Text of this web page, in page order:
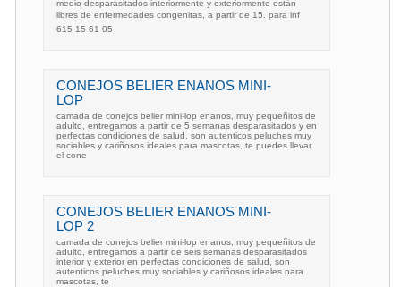
medio desparasitados interiormente y exteriormente están
libres de enfermedades congenitas, a partir de 15. para inf
615 15 61 05
CONEJOS BELIER ENANOS MINI-
LOP
camada de conejos belier mini-lop enanos, muy pequeñitos de
adulto, entregamos a partir de 5 semanas desparasitados y en
perfectas condiciones de salud, son autenticos peluches muy
sociables y cariñosos ideales para mascotas, te puedes llevar
el cone
CONEJOS BELIER ENANOS MINI-
LOP 2
camada de conejos belier mini-lop enanos, muy pequeñitos de
adulto, entregamos a partir de seis semanas desparasitados
interior y exterior en perfectas condiciones de salud, son
autenticos peluches muy sociables y cariñosos ideales para
mascotas, te